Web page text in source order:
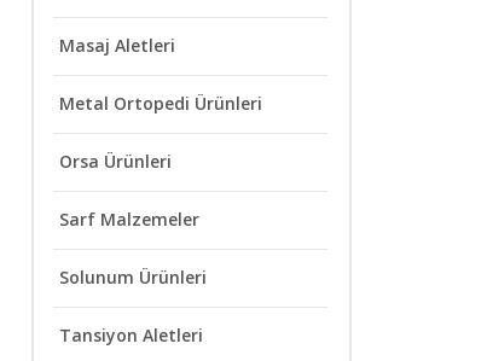
Masaj Aletleri
Metal Ortopedi Ürünleri
Orsa Ürünleri
Sarf Malzemeler
Solunum Ürünleri
Tansiyon Aletleri